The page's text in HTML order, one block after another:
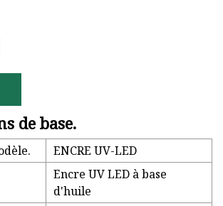
de base.
ENCRE UV-LED
Encre UV LED à base
d'huile